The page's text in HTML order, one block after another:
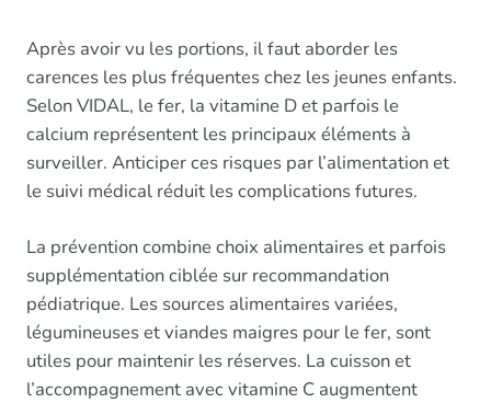
Après avoir vu les portions, il faut aborder les
carences les plus fréquentes chez les jeunes enfants.
Selon VIDAL, le fer, la vitamine D et parfois le
calcium représentent les principaux éléments à
surveiller. Anticiper ces risques par l’alimentation et
le suivi médical réduit les complications futures.
La prévention combine choix alimentaires et parfois
supplémentation ciblée sur recommandation
pédiatrique. Les sources alimentaires variées,
légumineuses et viandes maigres pour le fer, sont
utiles pour maintenir les réserves. La cuisson et
l’accompagnement avec vitamine C augmentent